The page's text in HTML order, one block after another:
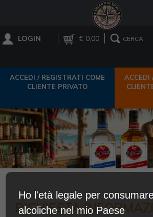
LOGIN € 0,00 CERCA
ACCEDI / REGISTRATI COME
CLIENTE PRIVATO
ACCEDI
RICHIESTA
Ho l'età legale per
alcoliche nel mio Paese